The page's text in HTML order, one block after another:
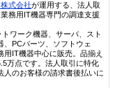
式会社が運用する、法人取
務用IT機器専門の調達支援
ワーク機器、サーバ、スト
、PCパーツ、ソフトウェ
用IT機器中心に販売。品揃え
万点です。法人取引に特化
人のお客様の請求書後払いに